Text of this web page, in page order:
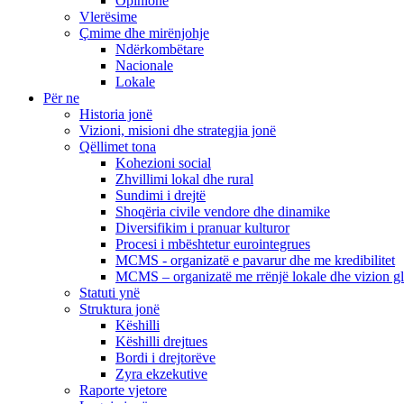
Vlerësime
Çmime dhe mirënjohje
Ndërkombëtare
Nacionale
Lokale
Për ne
Historia jonë
Vizioni, misioni dhe strategjia jonë
Qëllimet tona
Kohezioni social
Zhvillimi lokal dhe rural
Sundimi i drejtë
Shoqëria civile vendore dhe dinamike
Diversifikim i pranuar kulturor
Procesi i mbështetur eurointegrues
MCMS - organizatë e pavarur dhe me kredibilitet
MCMS – organizatë me rrënjë lokale dhe vizion
Statuti ynë
Struktura jonë
Këshilli
Këshilli drejtues
Bordi i drejtorëve
Zyra ekzekutive
Raporte vjetore